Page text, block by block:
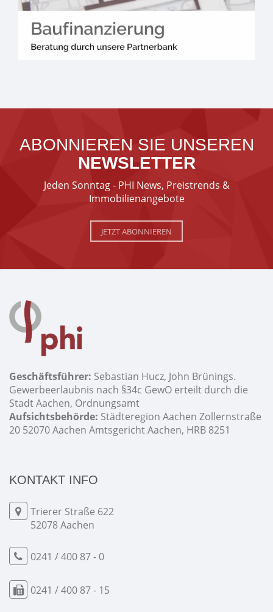
ABONNIEREN SIE UNSEREN
NEWSLETTER
Jeden Sonntag - PHI News, Preistrends &
Immobilienangebote
JETZT ABONNIEREN
Geschäftsführer: Sebastian Hucz, John Brünings.
Gewerbeerlaubnis nach §34c GewO erteilt durch die
Stadt Aachen, Ordnungsamt
Aufsichtsbehörde: Städteregion Aachen Zollernstraße
20 52070 Aachen Amtsgericht Aachen, HRB 8251
KONTAKT INFO
Trierer Straße 622
52078 Aachen
0241 / 400 87 - 0
0241 / 400 87 - 15